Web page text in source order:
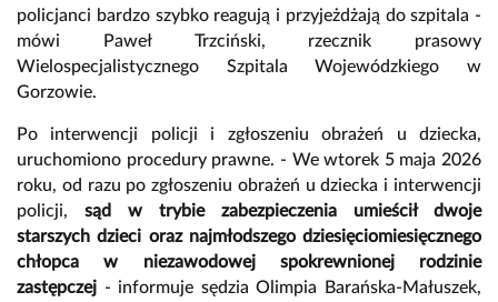
policjanci bardzo szybko reagują i przyjeżdżają do szpitala -
mówi Paweł Trzciński, rzecznik prasowy
Wielospecjalistycznego Szpitala Wojewódzkiego w
Gorzowie.
Po interwencji policji i zgłoszeniu obrażeń u dziecka,
uruchomiono procedury prawne. - We wtorek 5 maja 2026
roku, od razu po zgłoszeniu obrażeń u dziecka i interwencji
policji, sąd w trybie zabezpieczenia umieścił dwoje
starszych dzieci oraz najmłodszego dziesięciomiesięcznego
chłopca w niezawodowej spokrewnionej rodzinie
zastępczej - informuje sędzia Olimpia Barańska-Małuszek,